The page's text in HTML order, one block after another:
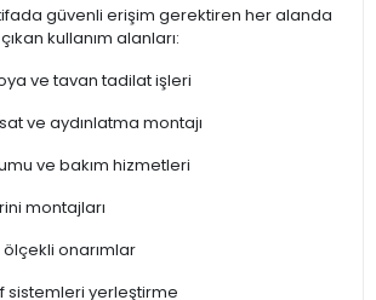
güvenli erişim gerektiren her alanda
kullanım alanları:
ve tavan tadilat işleri
ve aydınlatma montajı
ve bakım hizmetleri
montajları
ölçekli onarımlar
sistemleri yerleştirme